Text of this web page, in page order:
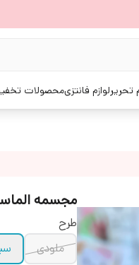
تحریرلوازم فانتزیمحصولات
مجسمه
طرح
ملودی